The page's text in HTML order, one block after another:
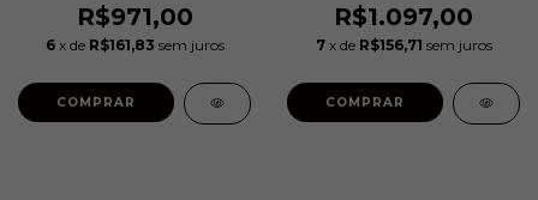
R$971,00
6 x de R$161,83 sem juros
COMPRAR
R$1.097,00
7 x de R$156,71 sem juros
COMPRAR